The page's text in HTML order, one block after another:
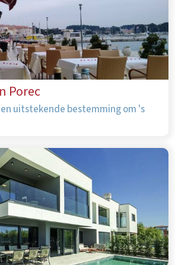
Porec
uitstekende bestemming om 's